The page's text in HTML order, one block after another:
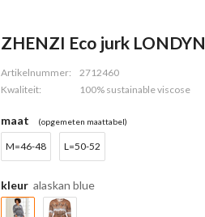
ZHENZI Eco jurk LONDYN
Artikelnummer:
2712460
Kwaliteit:
100% sustainable viscose
maat (opgemeten maattabel)
M=46-48 L=50-52
kleur alaskan blue